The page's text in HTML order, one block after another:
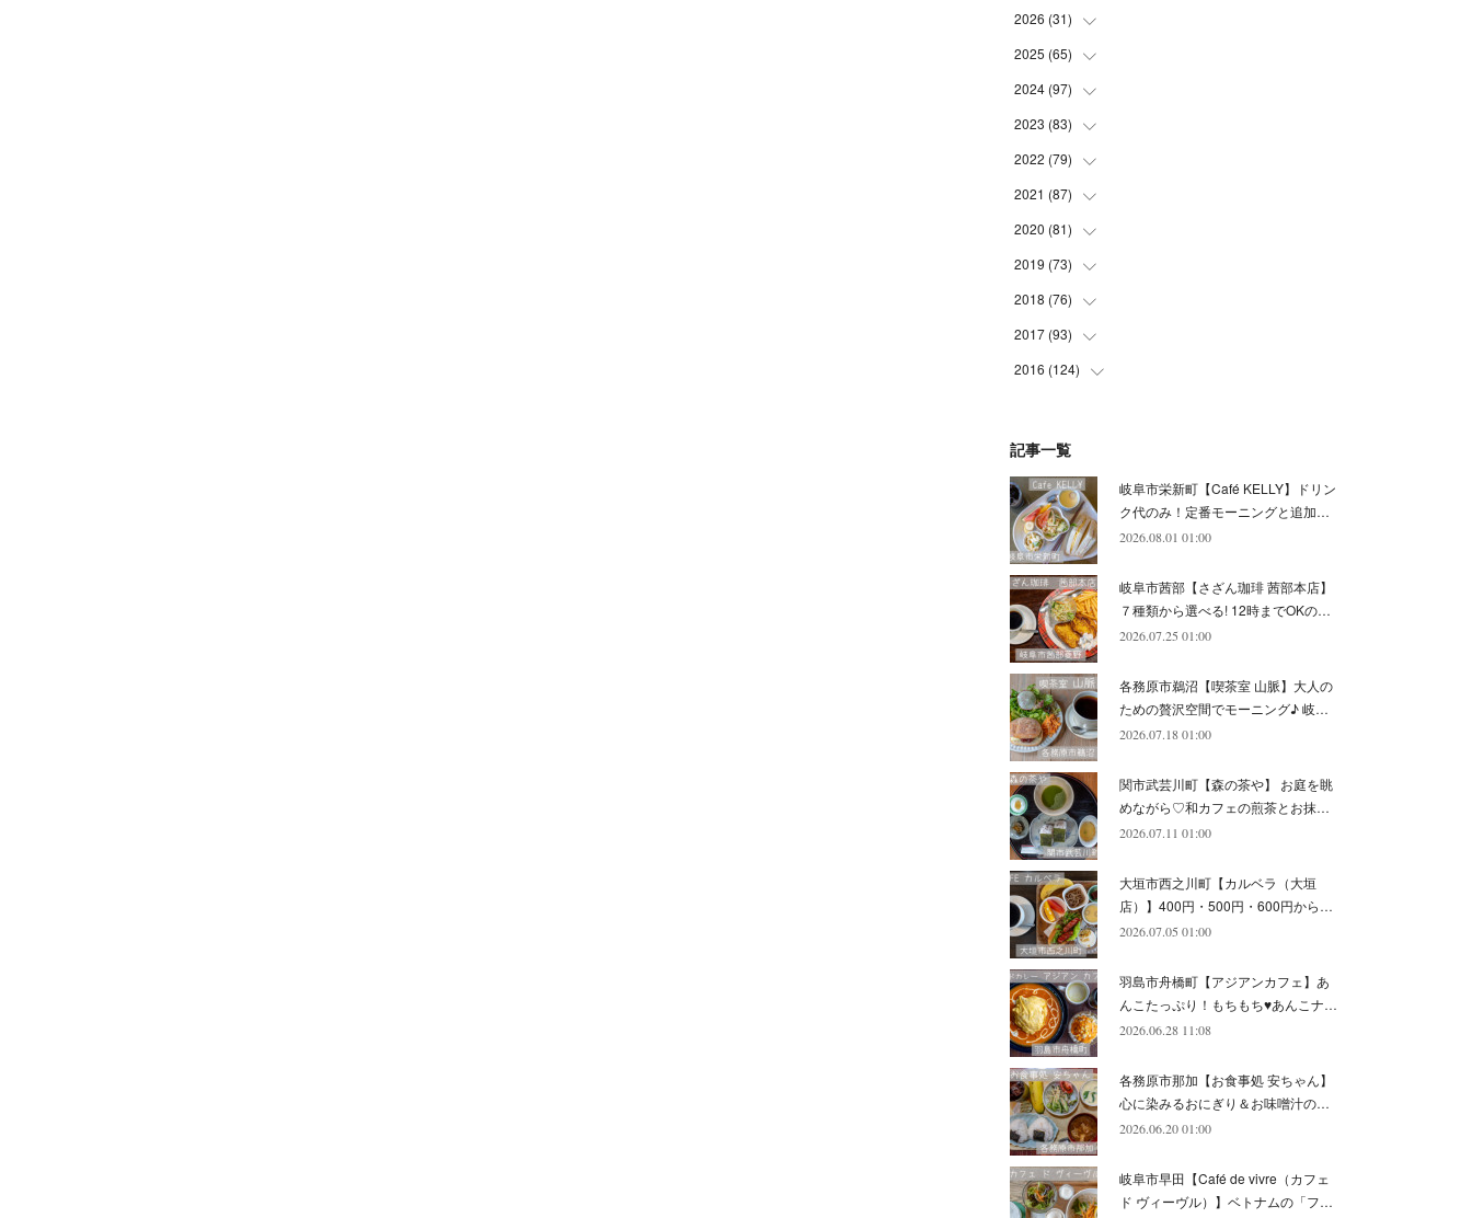
2026 (31)
(4
(4
(5
(4
(5
(4
(5
2025 (65)
(5
(6
(6
(6
(5
(4
(5
(7
(7
2024 (97)
(5
(7
(7
(8
(9
(8
(11
(8)
(6
(10)
2023 (83)
(6
(7
(7
(9
(8
(7
(7)
(5
(6)
(8)
2022 (79)
(4
(8
(10
)
(7
(8
(9)
(4)
(6)
2021 (87)
(12
)
(9
(11
)
(1
(6)
( 7)
(9)
(2)
2020 (81)
(10
)
(11
)
(8
(7)
(5)
(1)
(8)
(4)
(7)
2019 (73)
(4
(6
(4)
(5)
(4)
(4)
(10)
(10)
(6)
2018 (76)
(9
(3)
(8)
(7)
(6)
(5)
(6)
(8)
(8)
2017 (93)
(7)
(8)
(8)
(8)
(9)
(9)
(9)
(7)
(11)
2016 (124)
(10)
(12)
(16)
(9)
(13)
(8)
(6)
(12)
(6)
記事一覧
岐阜市栄新町【Café KELLY】ドリン
ク代のみ！定番モーニングと追加…
2026.08.01 01:00
岐阜市茜部【さざん珈琲 茜部本店】
７種類から選べる! 12時までOKの…
2026.07.25 01:00
各務原市鵜沼【喫茶室 山脈】大人の
ための贅沢空間でモーニング♪ 岐…
2026.07.18 01:00
関市武芸川町【森の茶や】 お庭を眺
めながら♡和カフェの煎茶とお抹…
2026.07.11 01:00
大垣市西之川町【カルベラ（大垣
店）】400円・500円・600円から…
2026.07.05 01:00
羽島市舟橋町【アジアンカフェ】あ
んこたっぷり！もちもち♥あんこナ…
2026.06.28 11:08
各務原市那加【お食事処 安ちゃん】
心に染みるおにぎり＆お味噌汁の…
2026.06.20 01:00
岐阜市早田【Café de vivre（カフェ
ド ヴィーヴル）】ベトナムの「フ…